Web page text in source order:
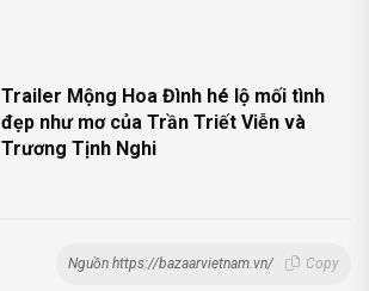
Trailer Mộng Hoa Đình hé lộ mối tình
đẹp như mơ của Trần Triết Viễn và
Trương Tịnh Nghi
Nguồn https://bazaarvietnam.vn/ Copy